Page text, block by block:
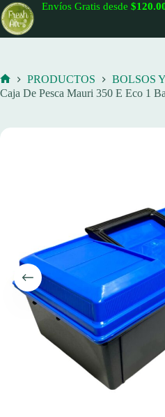
Saltar
al
contenido
Envíos Gratis desde
Inicio
PRODUCTOS
BOLSOS
Caja De Pesca Mauri 350 E Eco 1